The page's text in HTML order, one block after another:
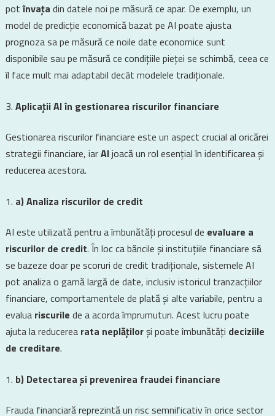
potînvața din datele noi pe măsură ce apar. De exemplu, un
model de predicție economică bazat pe AI poate ajusta
prognoza sa pe măsură ce noile date economice sunt
disponibile sau pe măsură ce condițiile pieței se schimbă, ceea ce
îl face mult mai adaptabil decât modelele tradiționale.
Aplicații AI în gestionarea riscurilor financiare
Gestionarea riscurilor financiare este un aspect crucial al oricărei
strategii financiare, iarAIjoacă un rol esențial în identificarea și
reducerea acestora.
a) Analiza riscurilor de credit
AI este utilizată pentru a îmbunătăți procesul de evaluare a
riscurilor de credit. În loc ca băncile și instituțiile financiare să
se bazeze doar pe scoruri de credit tradiționale, sistemele AI
pot analiza o gamă largă de date, inclusiv istoricul tranzacțiilor
financiare, comportamentele de plată și alte variabile, pentru a
evalua riscurile de a acorda împrumuturi. Acest lucru poate
ajuta la reducerea rata neplățilorși poate îmbunătăți deciziile
de creditare.
b) Detectarea și prevenirea fraudei financiare
Frauda financiară reprezintă un risc semnificativ în orice sector